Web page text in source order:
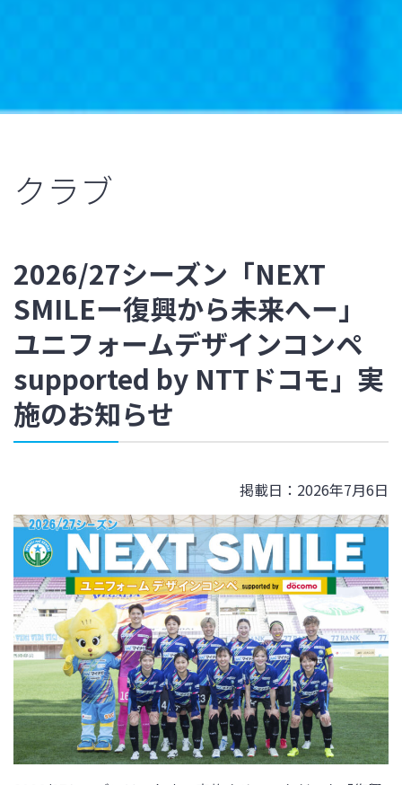
クラブ
2026/27シーズン「NEXT
SMILEー復興から未来へー」
ユニフォームデザインコンペ
supported by NTTドコモ」実
施のお知らせ
掲載日：2026年7月6日